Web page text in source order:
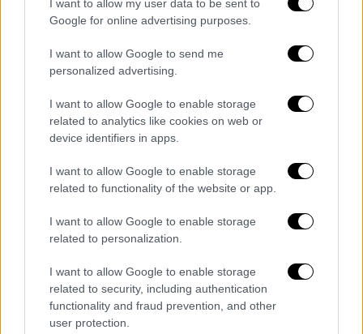
I want to allow my user data to be sent to
Google for online advertising purposes.
I want to allow Google to send me
personalized advertising.
I want to allow Google to enable storage
related to analytics like cookies on web or
device identifiers in apps.
I want to allow Google to enable storage
related to functionality of the website or app.
I want to allow Google to enable storage
related to personalization.
I want to allow Google to enable storage
related to security, including authentication
functionality and fraud prevention, and other
user protection.
Η επταετής αποτυχία
Παράλληλα, προσπάθησε να εμφανίσει
εαυτόν ως «άγγελο της κάθαρσης
» και
πολέμιο των ρουσφετιών. Ωστόσο, ο
Κυριάκος Μητσοτάκης δεν είναι νέος
πρωθυπουργός, καθώς εξελέγη το 2019. Όσο
δραματικούς τόνους και αν χρησιμοποιήσει
για να περιγράψει τη μάχη του με το «βαθύ
κράτος», η πραγματικότητα δεν κρύβεται:
Κυβερνά επί επτά συναπτά χρόνια